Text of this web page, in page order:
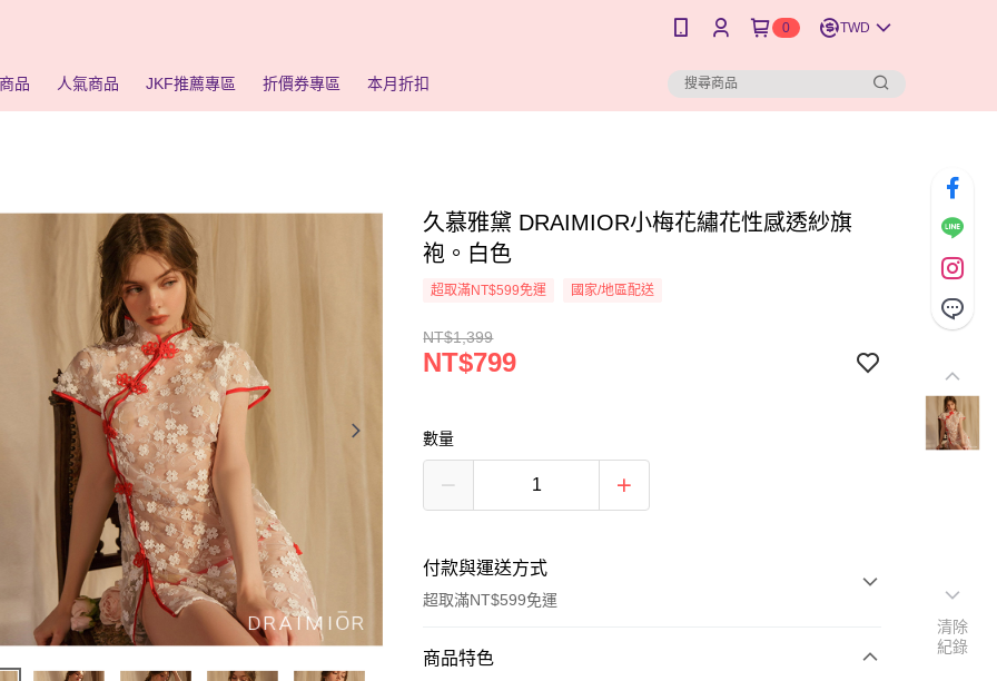
0 TWD
品 人氣商品 JKF推薦專區 折價券專區 本月折扣
久慕雅黛 DRAIMIOR小梅花繡花性感透紗旗
袍。白色
超取滿NT$599免運 國家/地區配送
NT$1,399
NT$799
數量
付款與運送方式
超取滿NT$599免運
付款方式
商品特色
清除
紀錄